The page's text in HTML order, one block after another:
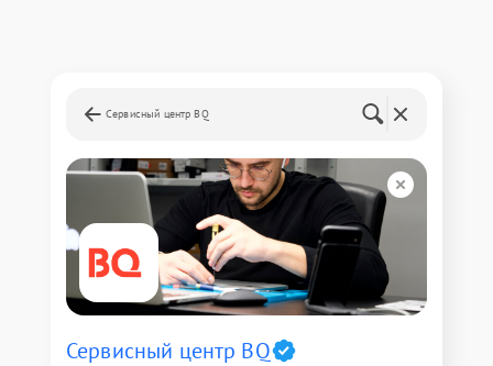
Сервисный центр BQ
Сервисный центр BQ